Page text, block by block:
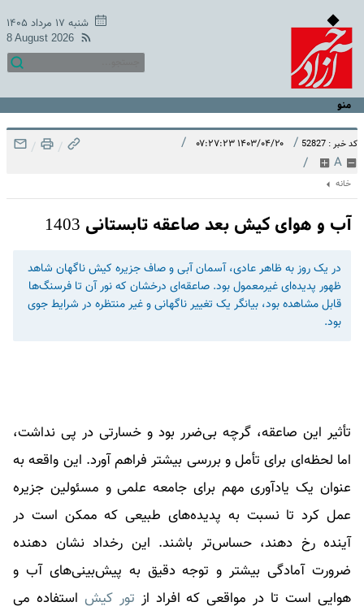
شنبه ۱۷ مرداد ۱۴۰۵
8 August 2026
منو
کد خبر : 52827 / ۱۴۰۳/۰۴/۲۰ ۰۷:۲۷:۲۳ /
A
/
/
/
خانه
آب و هوای کیش بعد صاعقه تابستانی 1403
در یک روز به ظاهر عادی، آسمان آبی و صاف جزیره کیش ناگهان شاهد
ظهور پدیده‌ای غیرمعمول بود. صاعقه‌ای درخشان که نور آن تا فرسنگ‌ها
قابل مشاهده بود، بیانگر یک تغییر ناگهانی و غیر منتظره در شرایط جوی
بود.
تأثیر این صاعقه، گرچه بی‌ضرر بود و خسارتی در پی نداشت،
اما لحظه‌ای برای تأمل و بررسی بیشتر فراهم آورد. این واقعه به
عنوان یک یادآوری مهم برای جامعه علمی و مسئولین جزیره
عمل کرد تا نسبت به پدیده‌های طبیعی که ممکن است در
آینده رخ دهند، حساس‌تر باشند. این رخداد نشان دهنده
ضرورت آمادگی بیشتر و توجه دقیق به پیش‌بینی‌های آب و
هوایی است تا در مواقعی که افراد از تور کیش استفاده می